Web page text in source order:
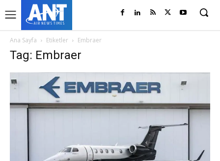
Ana Sayfa Etiketler Embraer
Tag: Embraer